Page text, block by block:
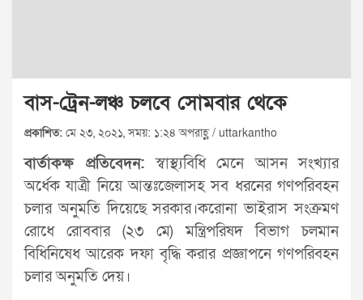
বাস-ট্রেন-লঞ্চ চলবে সোমবার থেকে
প্রকাশিত: মে ২৩, ২০২১, সময়: ১:২৪ অপরাহ্ণ / uttarkantho
বার্তাকক্ষ প্রতিবেদন: স্বাস্থ্যবিধি মেনে আসন সংখ্যার
অর্ধেক যাত্রী নিয়ে আন্তঃজেলাসহ সব ধরনের গণপরিবহন
চলার অনুমতি দিয়েছে সরকার।করোনা ভাইরাস সংক্রমণ
রোধে রোববার (২৩ মে) মন্ত্রিপরিষদ বিভাগ চলমান
বিধিনিষেধ আরেক দফা বৃদ্ধি করার প্রজ্ঞাপনে গণপরিবহন
চলার অনুমতি দেয়।